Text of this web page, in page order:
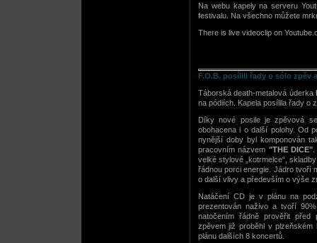
Na webu kapely na serveru
festivalu. Na všechno můžete
There is live videoclip on
F.O.B. posílili řady o sólo zpěv
Táborská death-metalová úderka
na pódiích. Kapela posílila řady o
Díky nové posile je zpěvová
obohacena i o další polohy. Od
nynější doby byl komponován
pracovním názvem "THE DICE".
velké stylové „kotrmelce“,
řádnou porci energie. Jádro tvoří
o další vlivy a především o výše
Natáčení CD je v plánu na
prezentován naživo a tvoří
natočením řádně prověřit před
zpěvem již proběhl v plzeňském
plánu dalších 8 koncertů.